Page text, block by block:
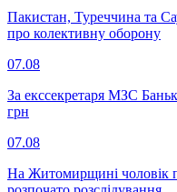
Пакистан, Туреччина та
про колективну оборону
07.08
За екссекретаря МЗС
грн
07.08
На Житомирщині чоловік